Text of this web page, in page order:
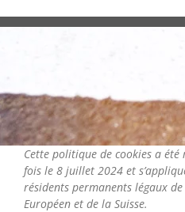
to
Cette politique de cookies a
fois le 8 juillet 2024 et
résidents permanents légaux de
Européen et de la Suisse.